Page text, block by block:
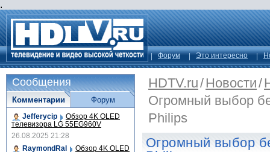
.
Форум Это интересно
HDTV.ru/Новости/
Огромный выбор
Philips
Огромный выбор
Сообщения
Комментарии
Jefferycip Обзор 4K OLED
телевизора LG 55EG960V
26.08.2025 21:28
RaymondRal
Обзор 4K OLED
Форум